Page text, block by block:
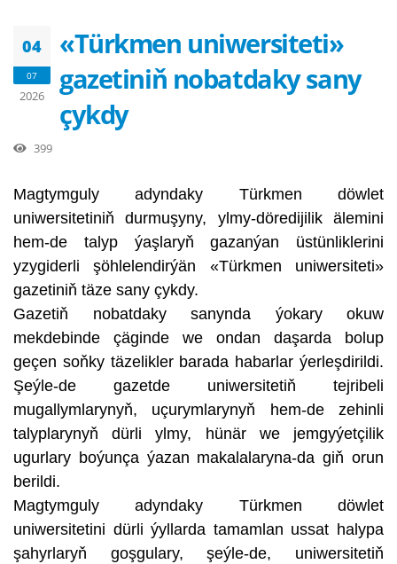
04
07
2026
«Türkmen uniwersiteti»
gazetiniň nobatdaky sany
çykdy
399
Magtymguly adyndaky Türkmen döwlet
uniwersitetiniň durmuşyny, ylmy-döredijilik älemini
hem-de talyp ýaşlaryň gazanýan üstünliklerini
yzygiderli şöhlelendirýän «Türkmen uniwersiteti»
gazetiniň täze sany çykdy.
Gazetiň nobatdaky sanynda ýokary okuw
mekdebinde çäginde we ondan daşarda bolup
geçen soňky täzelikler barada habarlar ýerleşdirildi.
Şeýle-de gazetde uniwersitetiň tejribeli
mugallymlarynyň, uçurymlarynyň hem-de zehinli
talyplarynyň dürli ylmy, hünär we jemgyýetçilik
ugurlary boýunça ýazan makalalaryna-da giň orun
berildi.
Magtymguly adyndaky Türkmen döwlet
uniwersitetini dürli ýyllarda tamamlan ussat halypa
şahyrlaryň goşgulary, şeýle-de, uniwersitetiň